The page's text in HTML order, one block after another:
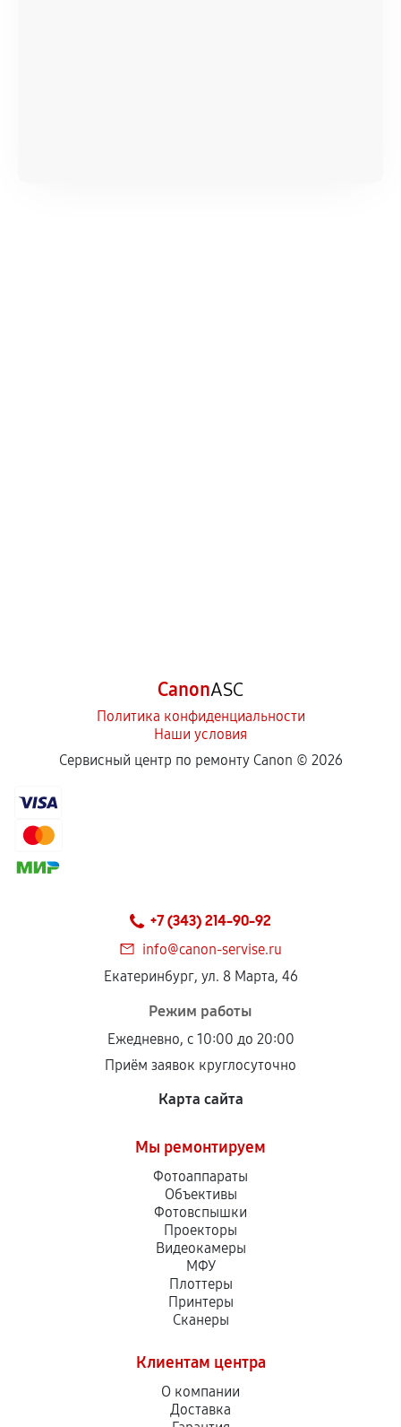
CanonASC
Политика конфиденциальности
Наши условия
Сервисный центр по ремонту Canon © 2026
+7 (343) 214-90-92
info@canon-servise.ru
Екатеринбург, ул. 8 Марта, 46
Режим работы
Ежедневно, с 10:00 до 20:00
Приём заявок круглосуточно
Карта сайта
Мы ремонтируем
Фотоаппараты
Объективы
Фотовспышки
Проекторы
Видеокамеры
МФУ
Плоттеры
Принтеры
Сканеры
Клиентам центра
О компании
Доставка